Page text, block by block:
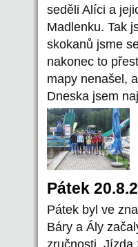
seděli Alíci a
Madlenku. Tak
skokanů jsme
nakonec to
mapy nenašel,
Dneska jsem
Pátek
Pátek byl ve
Báry a Ály
zručnosti. Jízda